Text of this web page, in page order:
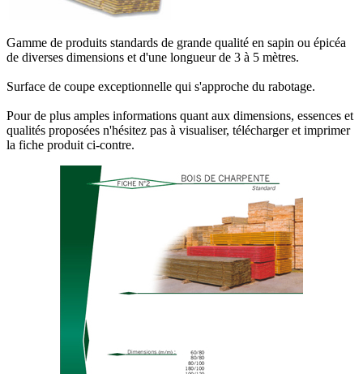
Gamme de produits standards de grande qualité en sapin ou épicéa
de diverses dimensions et d'une longueur de 3 à 5 mètres.
Surface de coupe exceptionnelle qui s'approche du rabotage.
Pour de plus amples informations quant aux dimensions, essences et
qualités proposées n'hésitez pas à visualiser, télécharger et imprimer
la fiche produit ci-contre.